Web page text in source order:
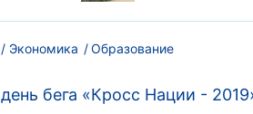
Экономика Образование
бега «Кросс Нации -